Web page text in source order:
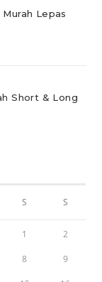
Lepas
Short & Long
S S
1 2
8 9